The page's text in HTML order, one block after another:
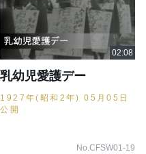
乳幼児愛護デー
1927年(昭和2年) 05月05日
公開
No.CFSW01-19